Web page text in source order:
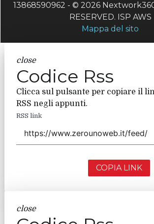
13868590962 - © 2026
RESERVED. ISP AWS
Mappa del sito
close
Codice Rss
Clicca sul pulsante per copiare il
RSS negli appunti.
RSS link
COPIA LINK
close